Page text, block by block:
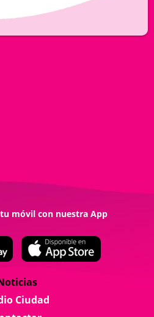
Ciudad
móvil con nuestra App